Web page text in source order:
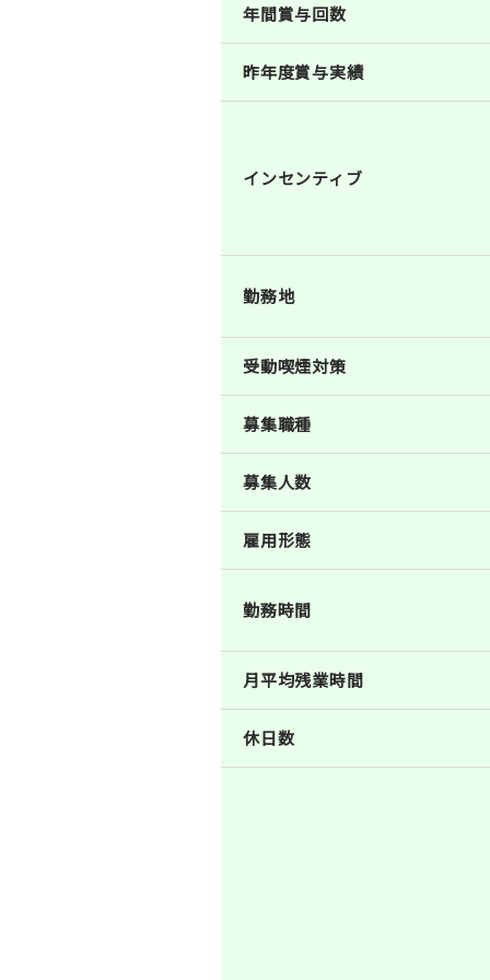
年間賞与回数
昨年度賞与実績
インセンティブ
勤務地
受動喫煙対策
募集職種
募集人数
雇用形態
勤務時間
月平均残業時間
休日数